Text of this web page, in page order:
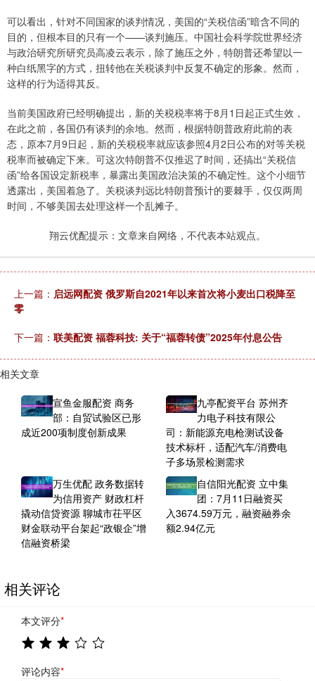
可以看出，针对不同国家的谈判情况，美国的“关税信函”暗含不同的
目的，但根本目的只有一个——谈判施压。中国社会科学院世界经济
与政治研究所研究员高凌云表示，除了施压之外，特朗普还希望以一
种白纸黑字的方式，扭转他在关税谈判中反复不确定的形象。然而，
这样的行为适得其反。
当前美国政府已经明确提出，新的关税税率将于8月1日起正式生效，
在此之前，各国仍有谈判的余地。然而，根据特朗普政府此前的表
态，原本7月9日起，新的关税税率就应该参照4月2日公布的对等关税
税率而被确定下来。可这次特朗普不仅推迟了时间，还搞出“关税信
函”给各国设定新税率，暴露出美国政治决策的不确定性。这个小细节
透露出，美国着急了。关税谈判远比特朗普预计的要棘手，仅仅两周
时间，不够美国去处理这样一个乱摊子。
翔云优配提示：文章来自网络，不代表本站观点。
上一篇： 启远网配资 俄罗斯自2021年以来首次将小麦出口税降至
零
下一篇： 联美配资 福蓉科技: 关于“福蓉转债”2025年付息公告
相关文章
宣鱼金服配资 商务
部：自贸试验区已形
成近200项制度创新成果
九亭配资平台 苏州齐
力电子科技有限公
司：新能源充电枪测试设备
技术标杆，适配汽车/消费电
子多场景检测需求
万生优配 政务数据转
为信用资产 财政杠杆
撬动信贷资源 聊城市茌平区
财金联动平台架起“政银企”增
信融资桥梁
自信阳光配资 立中集
团：7月11日融资买
入3674.59万元，融资融券余
额2.94亿元
相关评论
本文评分*
评论内容*